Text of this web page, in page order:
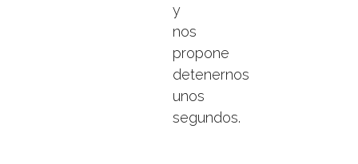
y
nos
propone
detenernos
unos
segundos.